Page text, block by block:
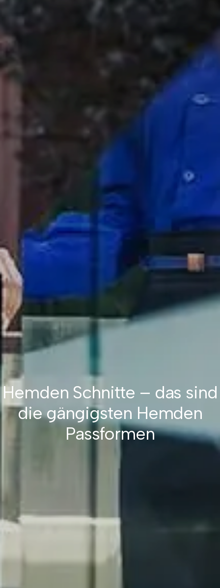
Hemden Schnitte – das sind
die gängigsten Hemden
Passformen